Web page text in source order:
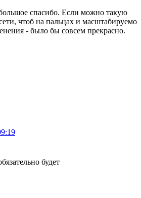
спасибо. Если можно такую
чтоб на пальцах и масштабируемо
- было бы совсем прекрасно.
будет